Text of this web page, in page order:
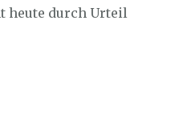
heute durch Urteil